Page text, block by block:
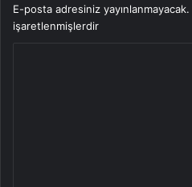
E-posta adresiniz yayınlanmayacak.
işaretlenmişlerdir